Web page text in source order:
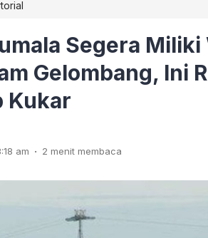
Segera
Gelombang, Ini
Kukar
am . 2 menit membaca